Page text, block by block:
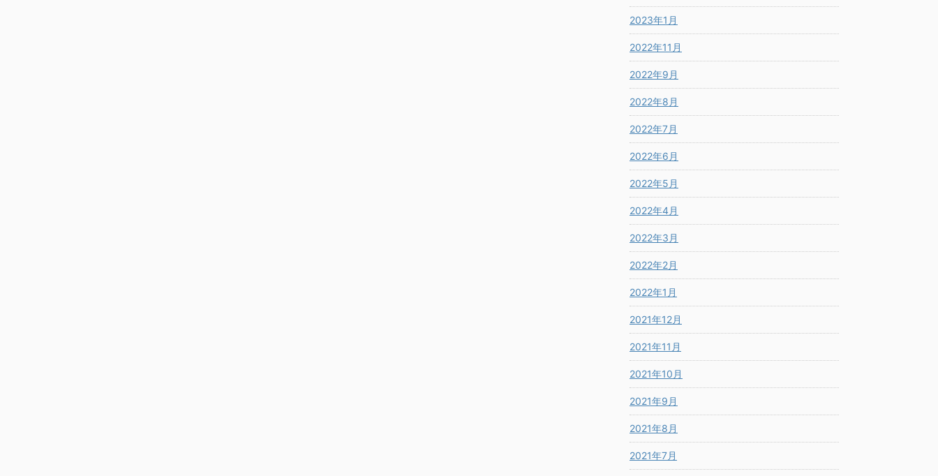
2023年1月
2022年11月
2022年9月
2022年8月
2022年7月
2022年6月
2022年5月
2022年4月
2022年3月
2022年2月
2022年1月
2021年12月
2021年11月
2021年10月
2021年9月
2021年8月
2021年7月